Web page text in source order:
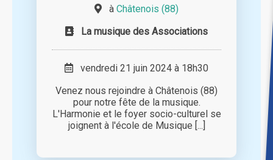
à Châtenois (88)
La musique des Associations
vendredi 21 juin 2024 à 18h30
Venez nous rejoindre à Châtenois (88)
pour notre fête de la musique.
L'Harmonie et le foyer socio-culturel se
joignent à l'école de Musique [...]